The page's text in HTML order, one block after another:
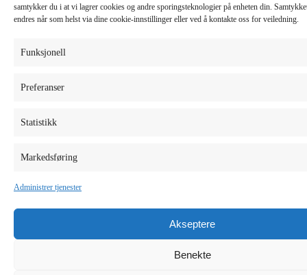
samtykker du i at vi lagrer cookies og andre sporingsteknologier på enheten din.
endres når som helst via dine cookie-innstillinger eller ved å kontakte oss for veiledning.
Funksjonell
Preferanser
Statistikk
Markedsføring
Administrer tjenester
Akseptere
Benekte